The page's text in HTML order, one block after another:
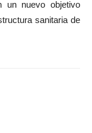
un nuevo objetivo
sanitaria de